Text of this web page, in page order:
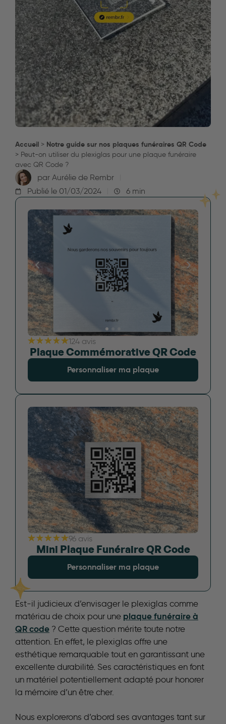
Accueil > Notre guide sur nos plaques funéraires QR Code
> Peut-on utiliser du plexiglas pour une plaque funéraire
avec QR Code ?
par Aurélie de Rembr
Publié le 01/03/2024 6 min
124 avis
Plaque Commémorative QR Code
Personnaliser ma plaque
96 avis
Mini Plaque Funéraire QR Code
Personnaliser ma plaque
Est-il judicieux d’envisager le plexiglas comme
matériau de choix pour une plaque funéraire à
QR code ? Cette question mérite toute notre
attention. En effet, le plexiglas offre une
esthétique remarquable tout en garantissant une
excellente durabilité. Ses caractéristiques en font
un matériel potentiellement adapté pour honorer
la mémoire d’un être cher.
Nous explorerons d’abord ses avantages tant sur